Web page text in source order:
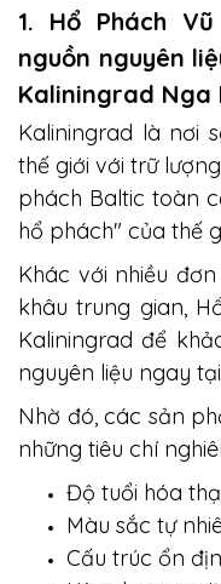
1. Hổ Phách
nguồn nguyên
Kaliningrad Nga
Kaliningrad là nơi
thế giới với trữ
phách Baltic toàn
hổ phách" của thế
Khác với nhiều
khâu trung gian,
Kaliningrad để
nguyên liệu ngay
Nhờ đó, các sản
những tiêu chí
Độ tuổi hóa
Màu sắc tự
Cấu trúc ổn